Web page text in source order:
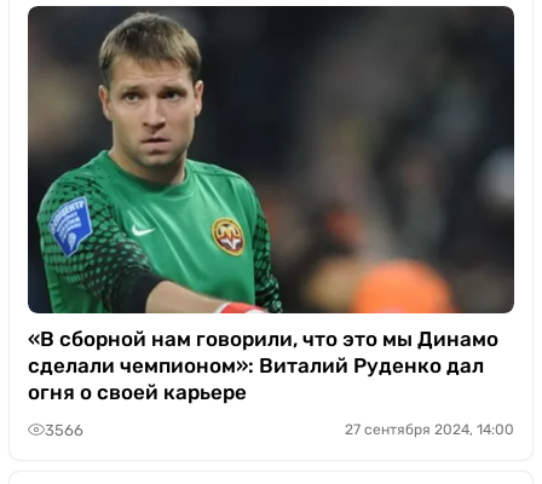
«В сборной нам говорили, что это мы Динамо
сделали чемпионом»: Виталий Руденко дал
огня о своей карьере
3566 27 сентября 2024, 14:00